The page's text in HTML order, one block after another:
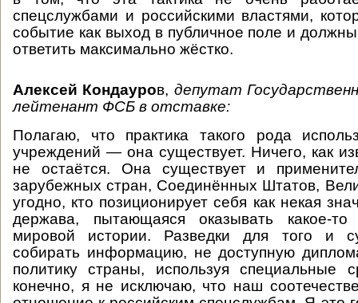
спецслужбами и российскими властями,
событие как выход в публичное поле и
ответить максимально жёстко.
Алексей Кондауров, депутат
лейтенант ФСБ в отставке:
Полагаю, что практика такого рода
учреждений — она существует. Ничего, как
не остаётся. Она существует и
зарубежных стран, Соединённых Штатов,
угодно, кто позиционирует себя как некая
держава, пытающаяся оказывать какое-
мировой истории. Разведки для того и
собирать информацию, не доступную
политику страны, используя специальные
конечно, я не исключаю, что наш